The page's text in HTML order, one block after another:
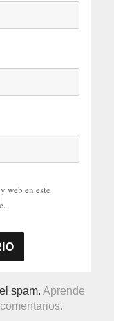
web en este
spam.Aprende